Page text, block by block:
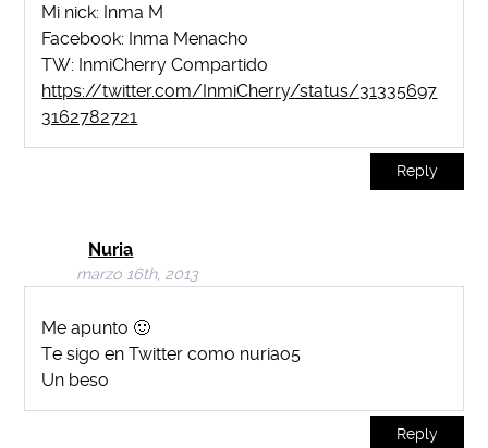
Mi nick: Inma M
Facebook: Inma Menacho
TW: InmiCherry Compartido
https://twitter.com/InmiCherry/status/31335697
3162782721
Reply
Nuria
marzo 16th, 2013
Me apunto 🙂
Te sigo en Twitter como nuriao5
Un beso
Reply